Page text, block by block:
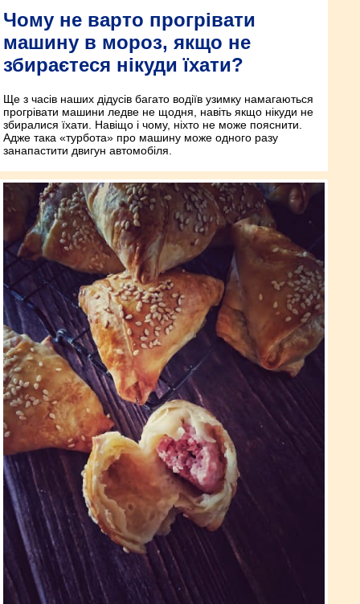
Чому не варто прогрівати
машину в мороз, якщо не
збираєтеся нікуди їхати?
Ще з часів наших дідусів багато водіїв узимку намагаються
прогрівати машини ледве не щодня, навіть якщо нікуди не
збиралися їхати. Навіщо і чому, ніхто не може пояснити.
Адже така «турбота» про машину може одного разу
занапастити двигун автомобіля.